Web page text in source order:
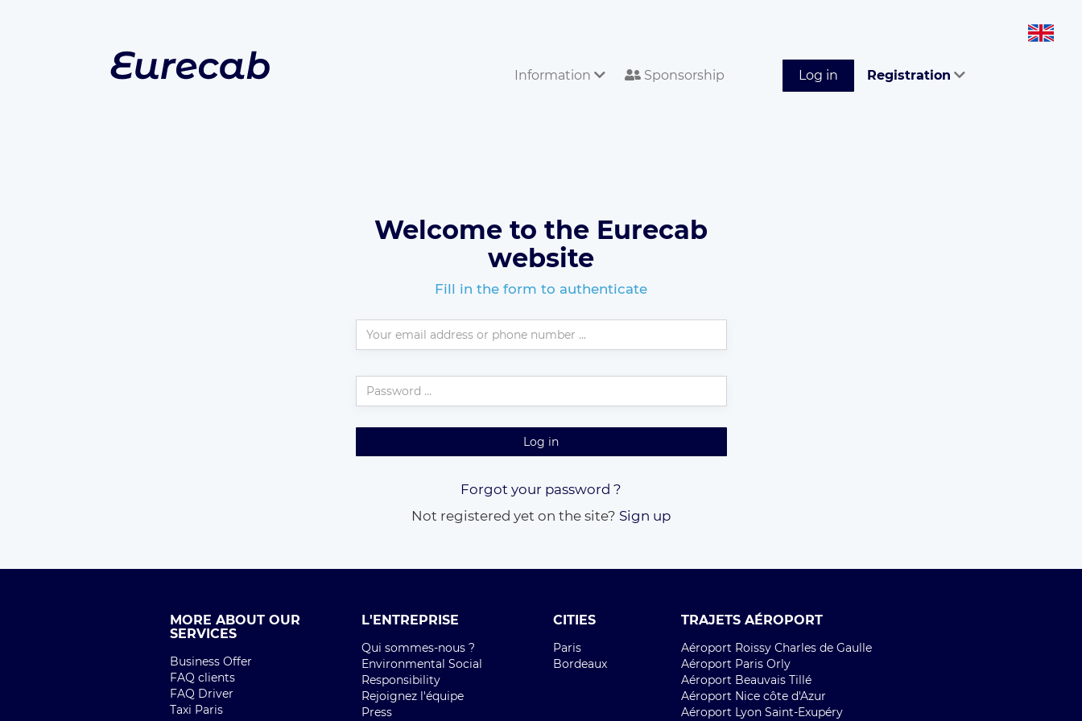
Information Sponsorship Log in Registration
Welcome to the Eurecab
website
Fill in the form to authenticate
Log in
Forgot your password ?
Not registered yet on the site? Sign up
MORE ABOUT OUR
SERVICES
Business Offer
FAQ clients
FAQ Driver
Taxi Paris
L'ENTREPRISE
Qui sommes-nous ?
Environmental Social
Responsibility
Rejoignez l'équipe
Press
CITIES
Paris
Bordeaux
TRAJETS AÉROPORT
Aéroport Roissy Charles de Gaulle
Aéroport Paris Orly
Aéroport Beauvais Tillé
Aéroport Nice côte d'Azur
Aéroport Lyon Saint-Exupéry